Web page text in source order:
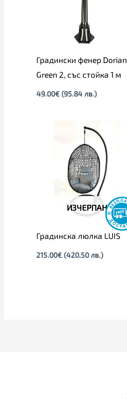
Градински фенер Dorian
Green 2, със стойка 1 м
49.00€ (95.84 лв.)
ИЗЧЕРПАН
Градинска люлка LUIS
215.00€ (420.50 лв.)